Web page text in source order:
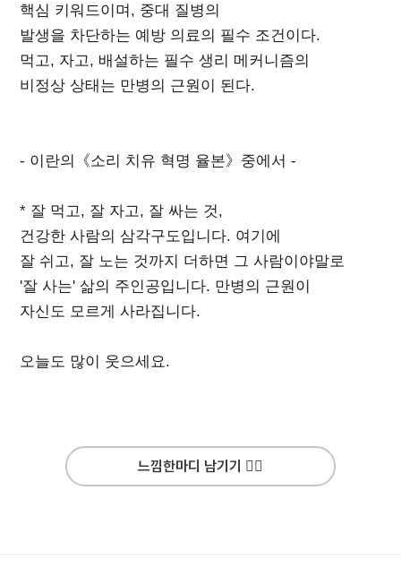
핵심 키워드이며, 중대 질병의
발생을 차단하는 예방 의료의 필수 조건이다.
먹고, 자고, 배설하는 필수 생리 메커니즘의
비정상 상태는 만병의 근원이 된다.
- 이란의《소리 치유 혁명 율본》중에서 -
* 잘 먹고, 잘 자고, 잘 싸는 것,
건강한 사람의 삼각구도입니다. 여기에
잘 쉬고, 잘 노는 것까지 더하면 그 사람이야말로
'잘 사는' 삶의 주인공입니다. 만병의 근원이
자신도 모르게 사라집니다.
오늘도 많이 웃으세요.
느낌한마디 남기기 ✍🏻